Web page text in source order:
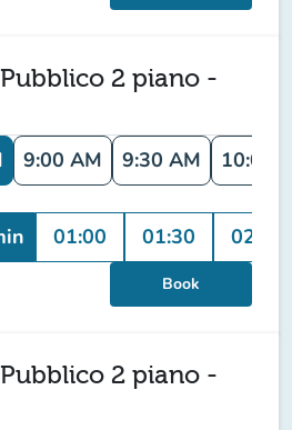
2 piano -
9:00 AM 9:30 AM 10:00
01:00 01:30 02:00
Book
2 piano -